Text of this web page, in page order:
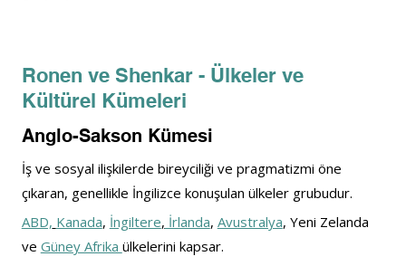
Ronen ve Shenkar - Ülkeler ve
Kültürel Kümeleri
Anglo-Sakson Kümesi
İş ve sosyal ilişkilerde bireyciliği ve pragmatizmi öne
çıkaran, genellikle İngilizce konuşulan ülkeler grubudur.
ABD, Kanada, İngiltere, İrlanda, Avustralya, Yeni Zelanda
ve Güney Afrika ülkelerini kapsar.